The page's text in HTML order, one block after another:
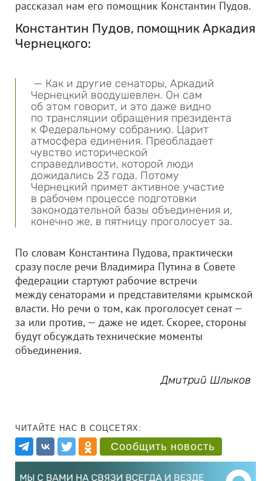
рассказал нам его помощник Константин Пудов.
Константин Пудов, помощник Аркадия
Чернецкого:
— Как и другие сенаторы, Аркадий
Чернецкий воодушевлен. Он сам
об этом говорит, и это даже видно
по трансляции обращения президента
к Федеральному собранию. Царит
атмосфера единения. Преобладает
чувство исторической
справедливости, которой люди
дожидались 23 года. Потому
Чернецкий примет активное участие
в рабочем процессе подготовки
законодательной базы объединения и,
конечно же, в пятницу проголосует за.
По словам Константина Пудова, практически
сразу после речи Владимира Путина в Совете
федерации стартуют рабочие встречи
между сенаторами и представителями крымской
власти. Но речи о том, как проголосует сенат —
за или против, — даже не идет. Скорее, стороны
будут обсуждать технические моменты
объединения.
Дмитрий Шлыков
ЧИТАЙТЕ НАС В СОЦСЕТЯХ:
Сообщить новость